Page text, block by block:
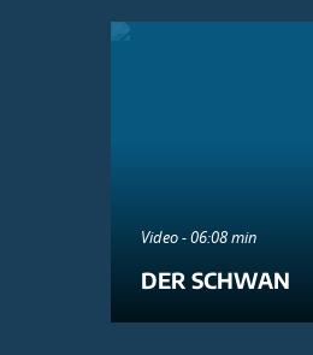
Video - 06:08 min
DER SCHWAN